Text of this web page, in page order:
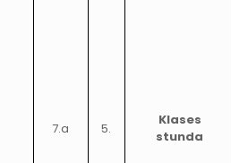
7.a 5.
Klases
stunda